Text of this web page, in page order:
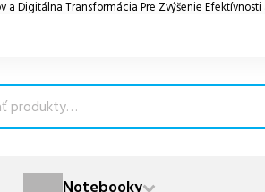
a Digitálna Transformácia Pre Zvýšenie
Notebooky